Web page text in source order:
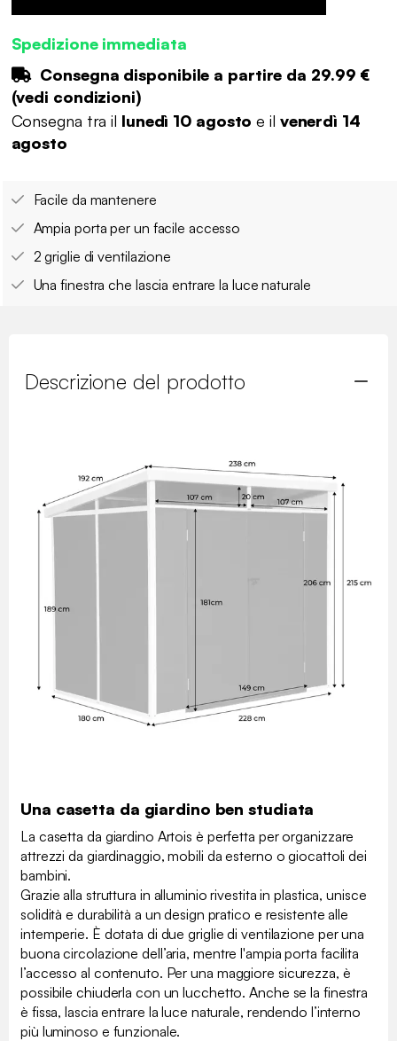
Spedizione immediata
Consegna disponibile a partire da 29.99 €
(vedi condizioni)
Consegna tra il lunedì 10 agosto e il venerdì 14
agosto
Facile da mantenere
Ampia porta per un facile accesso
2 griglie di ventilazione
Una finestra che lascia entrare la luce naturale
Descrizione del prodotto
Una casetta da giardino ben studiata
La casetta da giardino Artois è perfetta per organizzare
attrezzi da giardinaggio, mobili da esterno o giocattoli dei
bambini.
Grazie alla struttura in alluminio rivestita in plastica, unisce
solidità e durabilità a un design pratico e resistente alle
intemperie. È dotata di due griglie di ventilazione per una
buona circolazione dell’aria, mentre l'ampia porta facilita
l’accesso al contenuto. Per una maggiore sicurezza, è
possibile chiuderla con un lucchetto. Anche se la finestra
è fissa, lascia entrare la luce naturale, rendendo l’interno
più luminoso e funzionale.